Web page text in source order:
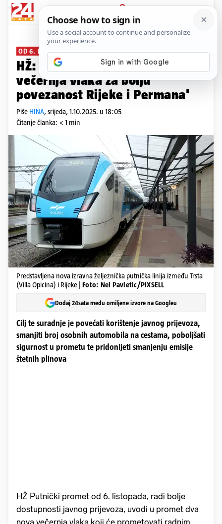
PRIJAVA
News Komentari
OD 6. LISTOPADA
HŽ: 'Uvodimo dva dodatna
večernja vlaka za bolju
povezanost Rijeke i Permana'
Piše HINA, srijeda, 1.10.2025. u 18:05
Čitanje članka: < 1 min
Predstavljena nova izravna željeznička putnička linija između Trsta
(Villa Opicina) i Rijeke | Foto: Nel Pavletic/PIXSELL
Dodaj 24sata među omiljene izvore na Googleu
Cilj te suradnje je povećati korištenje javnog prijevoza,
smanjiti broj osobnih automobila na cestama, poboljšati
sigurnost u prometu te pridonijeti smanjenju emisije
štetnih plinova
HŽ Putnički promet od 6. listopada, radi bolje
dostupnosti javnog prijevoza, uvodi u promet dva